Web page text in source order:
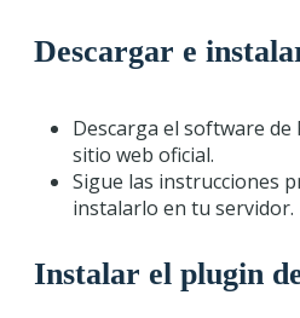
Descargar e
Descarga el software de
sitio web oficial.
Sigue las instrucciones
instalarlo en tu servidor.
Instalar el plugin